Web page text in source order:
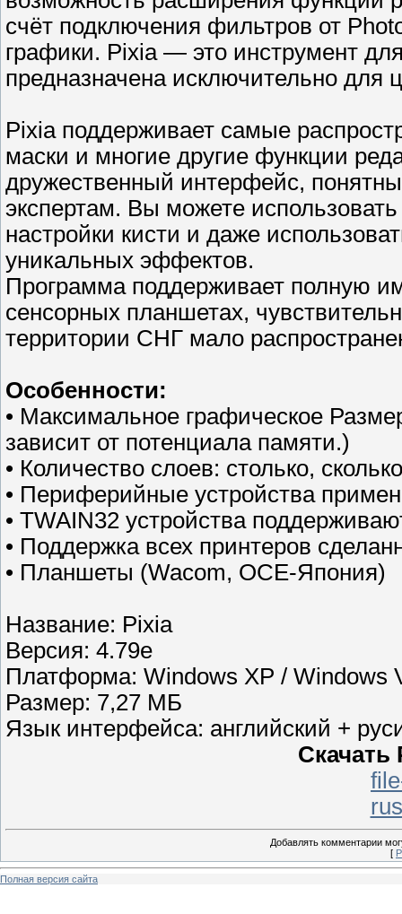
счёт подключения фильтров от
графики. Pixia — это инструмент
предназначена исключительно для
Pixia поддерживает самые
маски и многие другие функции
дружественный интерфейс,
экспертам. Вы можете
настройки кисти и даже
уникальных эффектов.
Программа поддерживает полную
сенсорных планшетах,
территории СНГ мало
Особенности:
• Максимальное графическое
зависит от потенциала памяти.)
• Количество слоев: столько,
• Периферийные устройства
• TWAIN32 устройства
• Поддержка всех принтеров
• Планшеты (Wacom, OCE-Япония)
Название: Pixia
Версия: 4.79e
Платформа: Windows XP / Windows
Размер: 7,27 МБ
Язык интерфейса: английский +
Скачать
Добавлять комментарии
[
Полная версия сайта